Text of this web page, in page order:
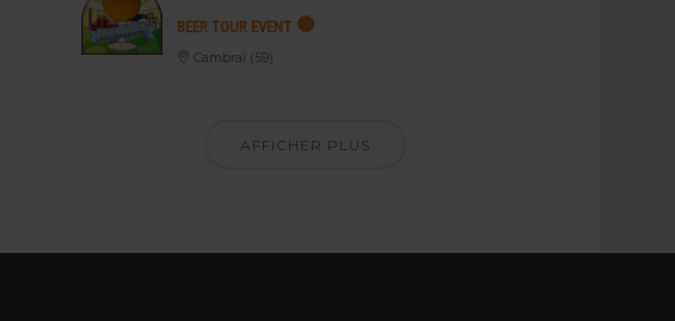
BEER TOUR EVENT
Cambrai (59)
AFFICHER PLUS